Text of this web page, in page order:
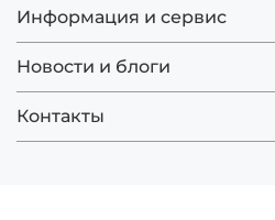
Информация и сервис
Новости и блоги
Контакты